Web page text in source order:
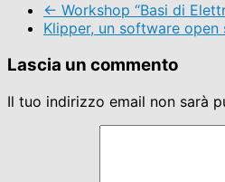
YouTube
← Workshop “Basi di
Klipper, un software
Lascia un commento
Il tuo indirizzo email non sarà